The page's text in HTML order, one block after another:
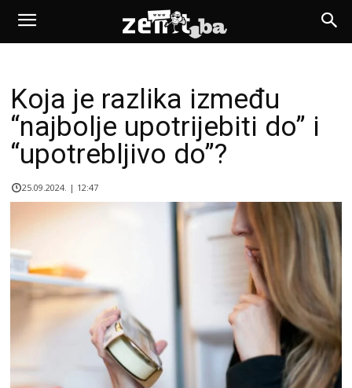
Koja je razlika između
“najbolje upotrijebiti do” i
“upotrebljivo do”?
25.09.2024. | 12:47